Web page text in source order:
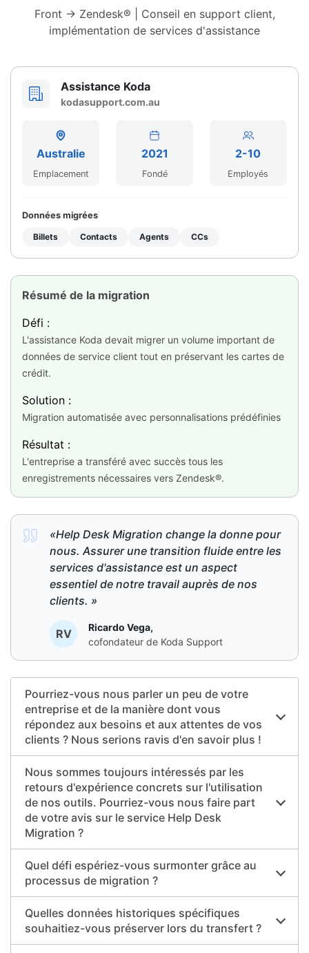
Front → Zendesk® | Conseil en support client,
implémentation de services d'assistance
Assistance Koda
kodasupport.com.au
Australie
Emplacement
2021
Fondé
2-10
Employés
Données migrées
Billets Contacts Agents CCs
Résumé de la migration
Défi :
L'assistance Koda devait migrer un volume important de
données de service client tout en préservant les cartes de
crédit.
Solution :
Migration automatisée avec personnalisations prédéfinies
Résultat :
L'entreprise a transféré avec succès tous les
enregistrements nécessaires vers Zendesk®.
«Help Desk Migration change la donne pour
nous. Assurer une transition fluide entre les
services d'assistance est un aspect
essentiel de notre travail auprès de nos
clients. »
RV
Ricardo Vega,
cofondateur de Koda Support
Pourriez-vous nous parler un peu de votre
entreprise et de la manière dont vous
répondez aux besoins et aux attentes de vos
clients ? Nous serions ravis d'en savoir plus !
Nous sommes toujours intéressés par les
retours d'expérience concrets sur l'utilisation
de nos outils. Pourriez-vous nous faire part
de votre avis sur le service Help Desk
Migration ?
Quel défi espériez-vous surmonter grâce au
processus de migration ?
Quelles données historiques spécifiques
souhaitiez-vous préserver lors du transfert ?